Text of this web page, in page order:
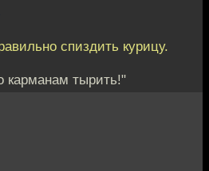
спиздить курицу.
карманам тырить!"